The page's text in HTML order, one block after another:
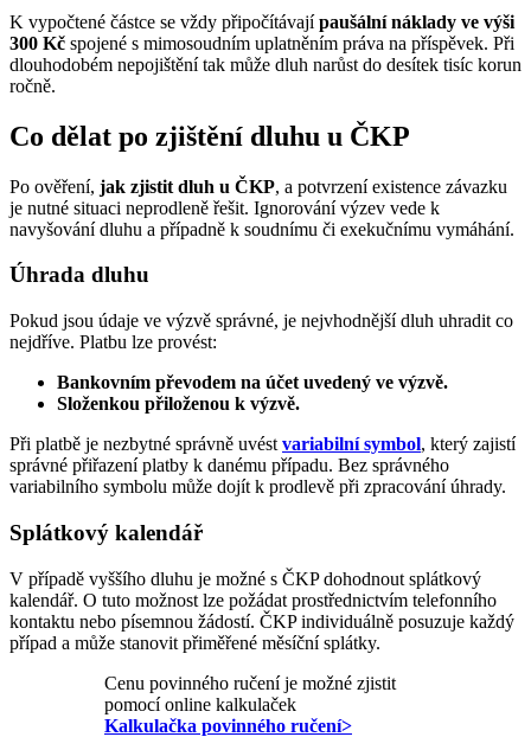
K vypočtené částce se vždy připočítávajípaušální náklady ve výši
300 Kč spojené s mimosoudním uplatněním práva na příspěvek. Při
dlouhodobém nepojištění tak může dluh narůst do desítek tisíc korun
ročně.
Co dělat po zjištění dluhu u ČKP
Po ověření, jak zjistit dluh u ČKP, a potvrzení existence závazku
je nutné situaci neprodleně řešit. Ignorování výzev vede k
navyšování dluhu a případně k soudnímu či exekučnímu vymáhání.
Úhrada dluhu
Pokud jsou údaje ve výzvě správné, je nejvhodnější dluh uhradit co
nejdříve. Platbu lze provést:
Bankovním převodem na účet uvedený ve výzvě.
Složenkou přiloženou k výzvě.
Při platbě je nezbytné správně uvést variabilní symbol, který zajistí
správné přiřazení platby k danému případu. Bez správného
variabilního symbolu může dojít k prodlevě při zpracování úhrady.
Splátkový kalendář
V případě vyššího dluhu je možné s ČKP dohodnout splátkový
kalendář. O tuto možnost lze požádat prostřednictvím telefonního
kontaktu nebo písemnou žádostí. ČKP individuálně posuzuje každý
případ a může stanovit přiměřené měsíční splátky.
Cenu povinného ručení je možné zjistit
pomocí online kalkulaček
Kalkulačka povinného ručení>